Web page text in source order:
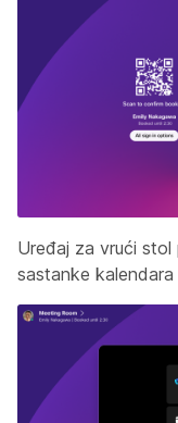
Uređaj za vrući
sastanke